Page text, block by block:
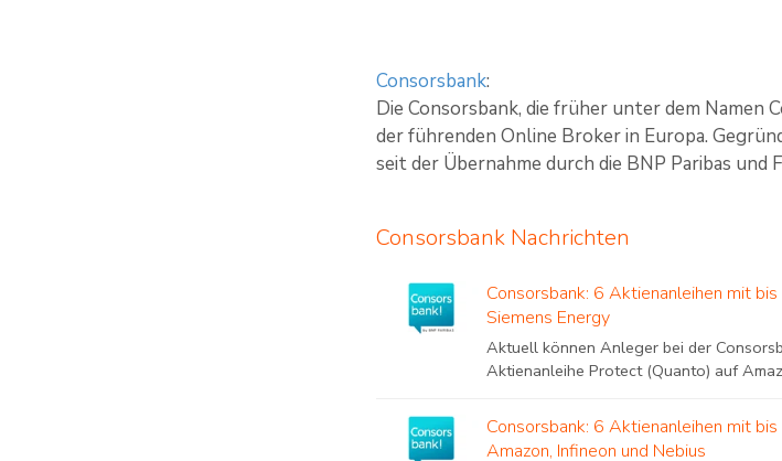
Consorsbank:
Die Consorsbank, die früher unter dem
der führenden Online Broker in Europa.
seit der Übernahme durch die BNP Paribas
Consorsbank Nachrichten
Consorsbank: 6 Aktienanleihen mit
Siemens Energy
Aktuell können Anleger bei der
Aktienanleihe Protect (Quanto) auf
Consorsbank: 6 Aktienanleihen mit
Amazon, Infineon und Nebius